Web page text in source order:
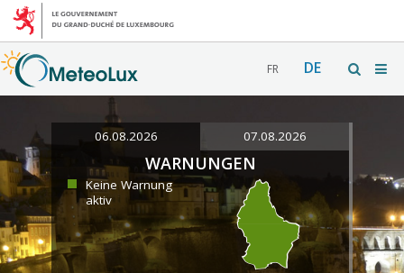
FR DE
06.08.2026 07.08.2026
WARNUNGEN
Keine Warnung
aktiv